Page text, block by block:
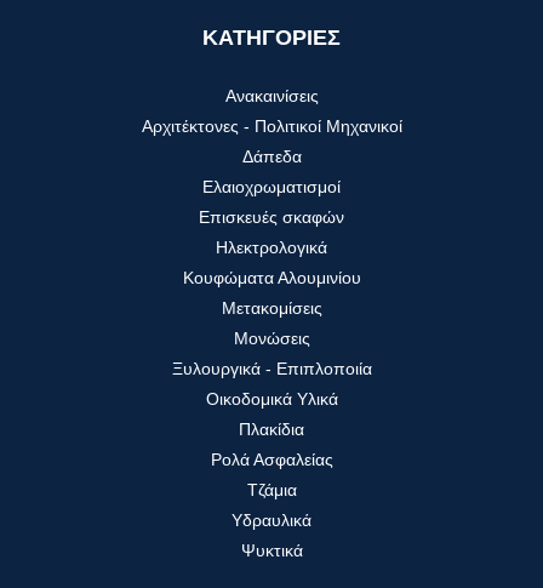
ΚΑΤΗΓΟΡΙΕΣ
Ανακαινίσεις
Αρχιτέκτονες - Πολιτικοί Μηχανικοί
Δάπεδα
Ελαιοχρωματισμοί
Επισκευές σκαφών
Ηλεκτρολογικά
Κουφώματα Αλουμινίου
Μετακομίσεις
Μονώσεις
Ξυλουργικά - Επιπλοποιία
Οικοδομικά Υλικά
Πλακίδια
Ρολά Ασφαλείας
Τζάμια
Υδραυλικά
Ψυκτικά